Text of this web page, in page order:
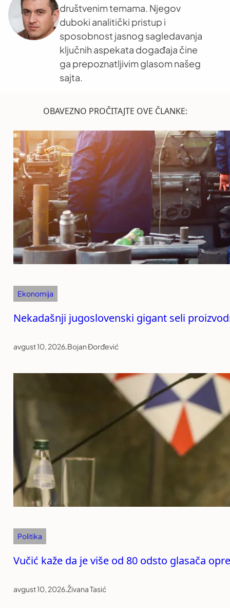
društvenim temama. Njegov
duboki analitički pristup i
sposobnost jasnog sagledavanja
ključnih aspekata događaja čine
ga prepoznatljivim glasom našeg
sajta.
OBAVEZNO PROČITAJTE OVE ČLANKE:
Ekonomija
Nekadašnji jugoslovenski gigant seli
avgust 10, 2026.Bojan Đorđević
Politika
Vučić kaže da je više od 80 odsto glasača
avgust 10, 2026.Živana Tasić